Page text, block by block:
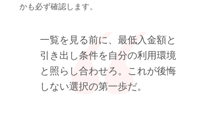
かも必ず確認します。
一覧を見る前に、最低入金額と
引き出し条件を自分の利用環境
と照らし合わせろ。これが後悔
しない選択の第一歩だ。